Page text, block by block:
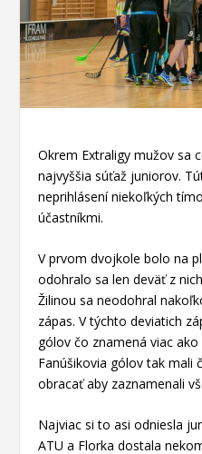
Okrem Extraligy mužov sa
najvyššia súťaž juniorov.
neprihlásení niekoľkých
účastníkmi.
V prvom dvojkole bolo na
odohralo sa len deväť z
Žilinou sa neodohral
zápas. V týchto deviatich
gólov čo znamená viac
Fanúšikovia gólov tak mali
obracať aby zaznamenali
Najviac si to asi odniesla
ATU a Florka dostala